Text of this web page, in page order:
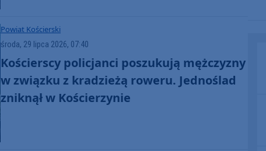
Powiat Kościerski
środa, 29 lipca 2026, 07:40
Kościerscy policjanci poszukują mężczyzny
w związku z kradzieżą roweru. Jednoślad
zniknął w Kościerzynie